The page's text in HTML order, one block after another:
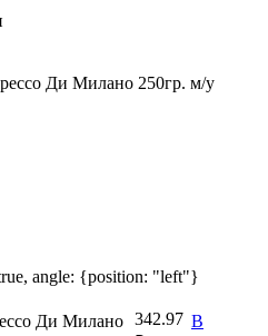
angle: {position: "left"}
Ди Милано 342.97 В